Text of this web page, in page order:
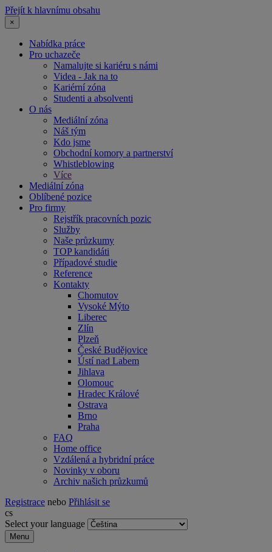
Přejít k hlavnímu obsahu
×
Nabídka práce
Pro uchazeče
Namalujte si kariéru s námi
Videa - Jak na to
Kariérní zóna
Studenti a absolventi
O nás
Mediální zóna
Náš tým
Kdo jsme
Obchodní komory a partnerství
Whistleblowing
Více
Mediální zóna
Oblíbené pozice
Pro firmy
Rejstřík pracovních pozic
Služby
Naše průzkumy
TOP kandidáti
Případové studie
Reference
Kontakty
Chomutov
Vysoké Mýto
Liberec
Zlín
Plzeň
České Budějovice
Ústí nad Labem
Jihlava
Olomouc
Hradec Králové
Ostrava
Brno
Praha
FAQ
Home office
Vzdálená a hybridní práce
Novinky v oboru
Archiv našich průzkumů
Registrace nebo Přihlásit se
cs
Select your language
Menu